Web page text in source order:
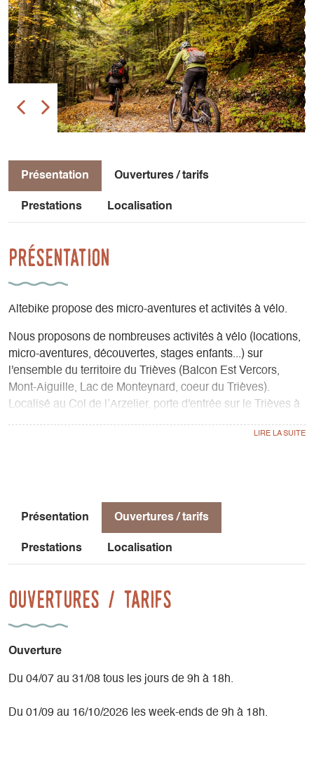
Présentation Ouvertures / tarifs
Prestations Localisation
Présentation
Altebike propose des micro-aventures et activités à vélo.
Nous proposons de nombreuses activités à vélo (locations,
micro-aventures, découvertes, stages enfants...) sur
l'ensemble du territoire du Trièves (Balcon Est Vercors,
Mont-Aiguille, Lac de Monteynard, coeur du Trièves).
Localisé au Col de l’Arzelier, porte d'entrée sur le Trièves à
Présentation Ouvertures / tarifs
Prestations Localisation
Ouvertures / tarifs
Ouverture
Du 04/07 au 31/08 tous les jours de 9h à 18h.
Du 01/09 au 16/10/2026 les week-ends de 9h à 18h.